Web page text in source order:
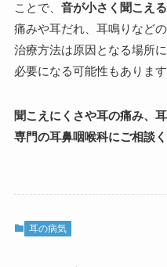
ことで、 音が小さく聞こえる
痛みや耳だれ、耳鳴りなど
治療方法は原因となる場所
必要になる可能性もあります
聞こえにくさや耳の痛み、
専門の耳鼻咽喉科にご相談く
耳の病気